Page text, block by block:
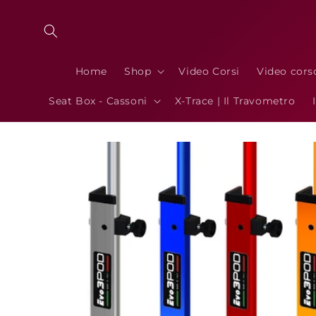
ai contenuti
Home Shop Video Corsi Video
Seat Box - Cassoni X-Trace | Il Travometro